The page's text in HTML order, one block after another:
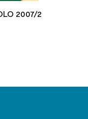
2007/2